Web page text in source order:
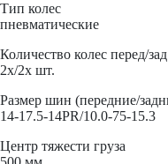
Тип колес
пневматические
Количество колес перед/
2x/2x шт.
Размер шин (передние/
14-17.5-14PR/10.0-75-15.3
Центр тяжести груза